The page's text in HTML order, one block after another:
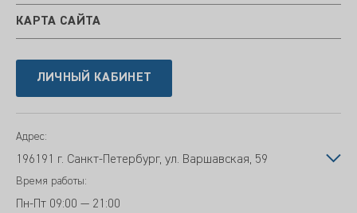
КАРТА САЙТА
ЛИЧНЫЙ КАБИНЕТ
Адрес:
196191 г. Санкт-Петербург, ул. Варшавская, 59
Время работы:
Пн-Пт 09:00 — 21:00